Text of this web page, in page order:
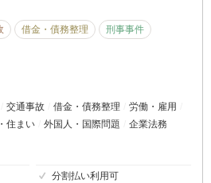
借金・債務整理
刑事事件
交通事故 借金・債務整理
労働・雇用
住まい 外国人・国際問題 企業法務
分割払い利用可